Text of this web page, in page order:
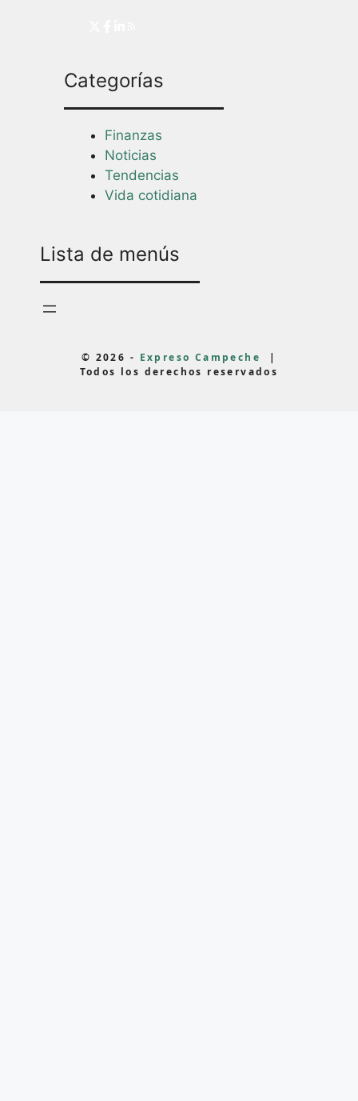
Categorías
Finanzas
Noticias
Tendencias
Vida cotidiana
Lista de menús
© 2026 - Expreso Campeche
|
Todos los derechos reservados